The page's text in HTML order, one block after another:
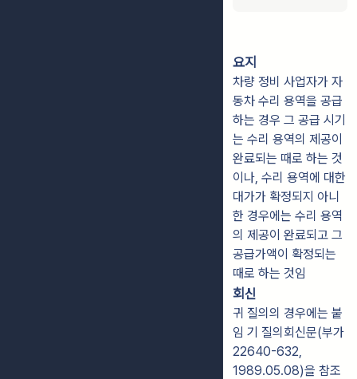
요지
차량 정비 사업자가 자
동차 수리 용역을 공급
하는 경우 그 공급 시기
는 수리 용역의 제공이
완료되는 때로 하는 것
이나, 수리 용역에 대한
대가가 확정되지 아니
한 경우에는 수리 용역
의 제공이 완료되고 그
공급가액이 확정되는
때로 하는 것임
회신
귀 질의의 경우에는 붙
임 기 질의회신문(부가
22640-632,
1989.05.08)을 참조